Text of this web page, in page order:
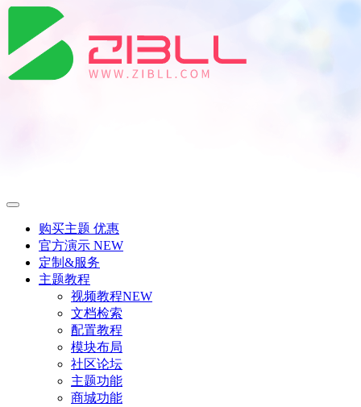
购买主题 优惠
官方演示 NEW
定制&服务
主题教程
视频教程NEW
文档检索
配置教程
模块布局
社区论坛
主题功能
商城功能